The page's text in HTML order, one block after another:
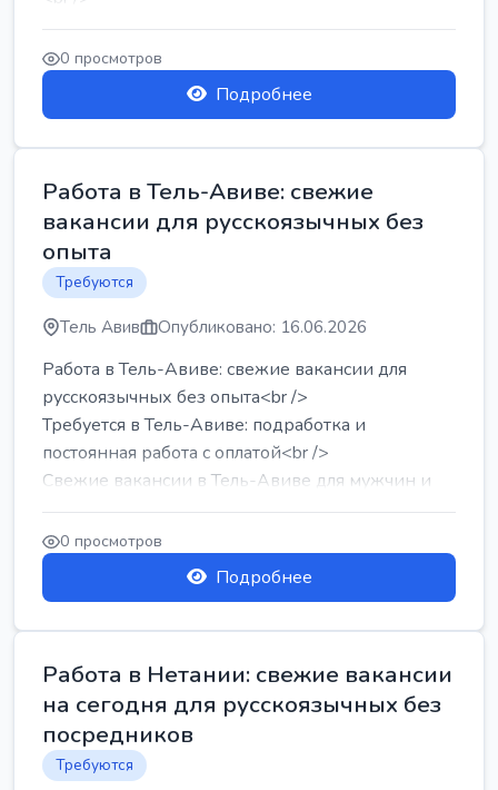
Работа в Нетании на мебельном производстве:
требу...
0 просмотров
Подробнее
Работа в Тель-Авиве: свежие
вакансии для русскоязычных без
опыта
Требуются
Тель Авив Опубликовано: 16.06.2026
Работа в Тель-Авиве: свежие вакансии для
русскоязычных без опыта<br />
Требуется в Тель-Авиве: подработка и
постоянная работа с оплатой<br />
Свежие вакансии в Тель-Авиве для мужчин и
женщин от хозя...
0 просмотров
Подробнее
Работа в Нетании: свежие вакансии
на сегодня для русскоязычных без
посредников
Требуются